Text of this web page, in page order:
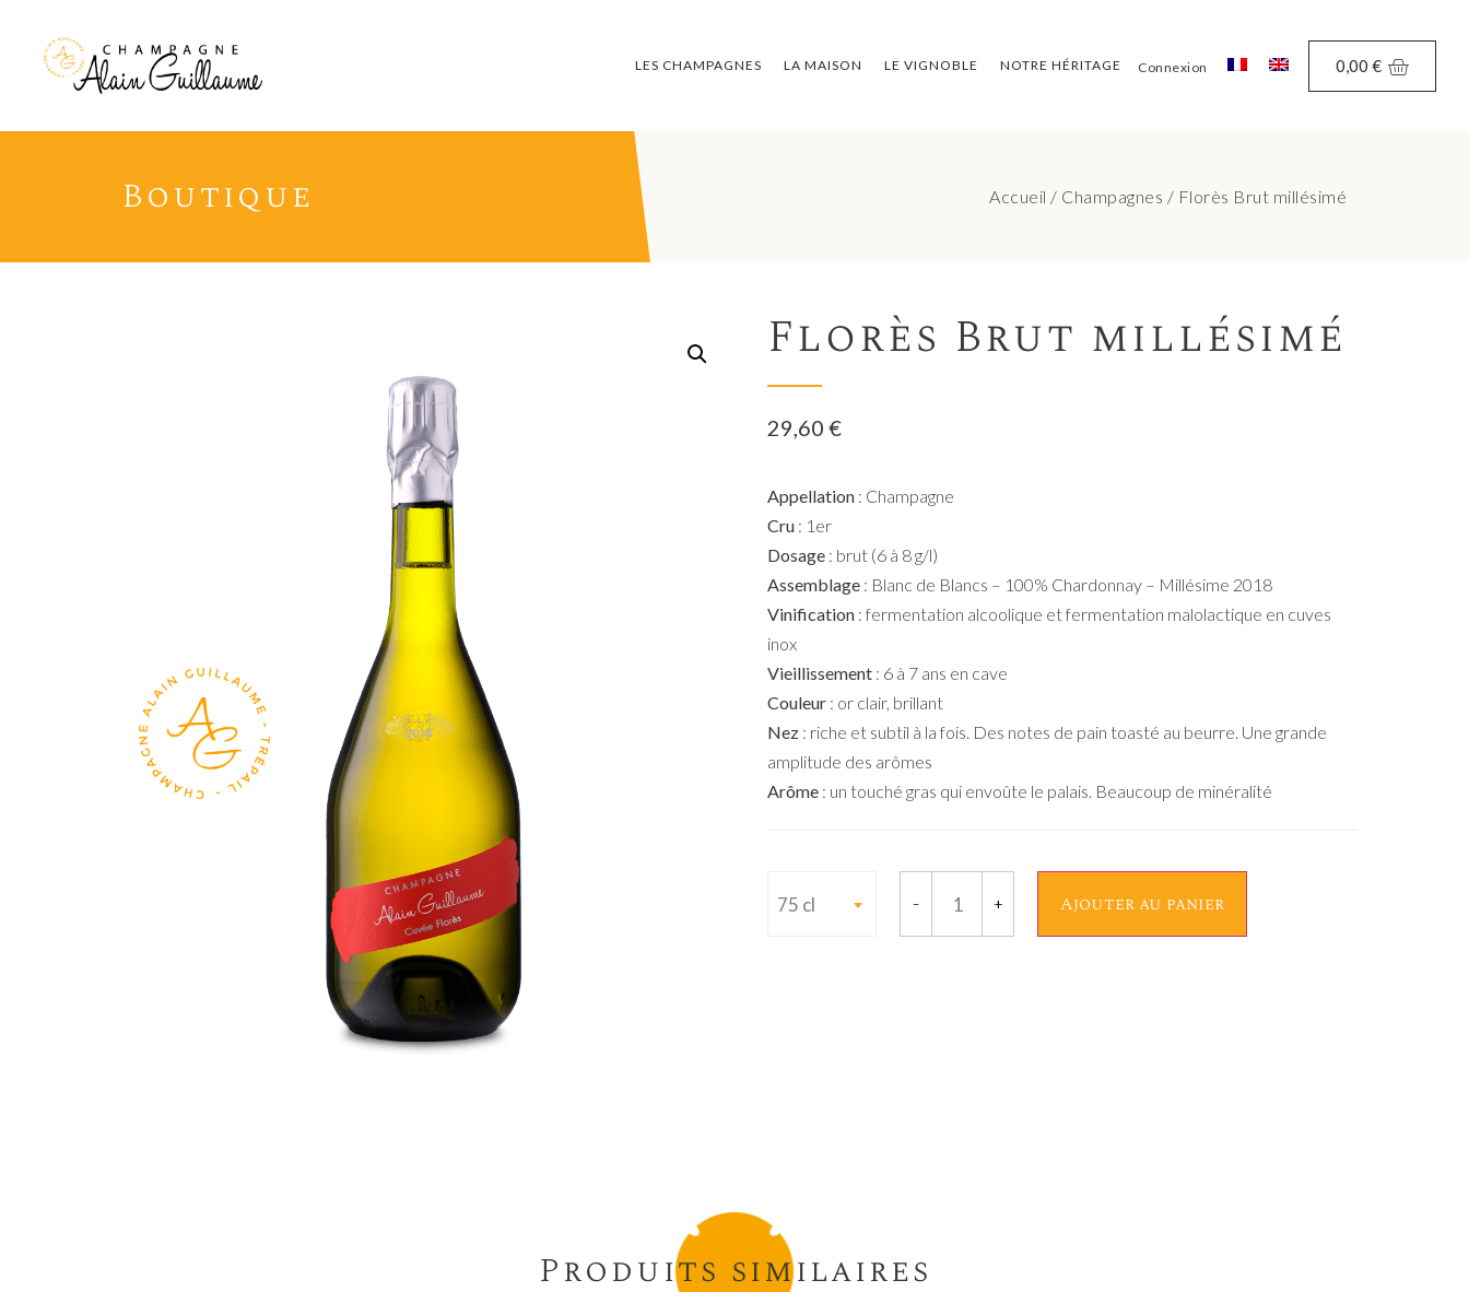
LES CHAMPAGNES LA MAISON LE VIGNOBLE NOTRE HÉRITAGE Connexion 0,00 €
Boutique Accueil / Champagnes / Florès Brut millésimé
Florès Brut millésimé
29,60 €
Appellation : Champagne
Cru : 1er
Dosage : brut (6 à 8 g/l)
Assemblage : Blanc de Blancs – 100% Chardonnay – Millésime 2018
Vinification : fermentation alcoolique et fermentation malolactique en cuves
inox
Vieillissement : 6 à 7 ans en cave
Couleur : or clair, brillant
Nez : riche et subtil à la fois. Des notes de pain toasté au beurre. Une grande
amplitude des arômes
Arôme : un touché gras qui envoûte le palais. Beaucoup de minéralité
75 cl - + Ajouter au panier
Produits similaires